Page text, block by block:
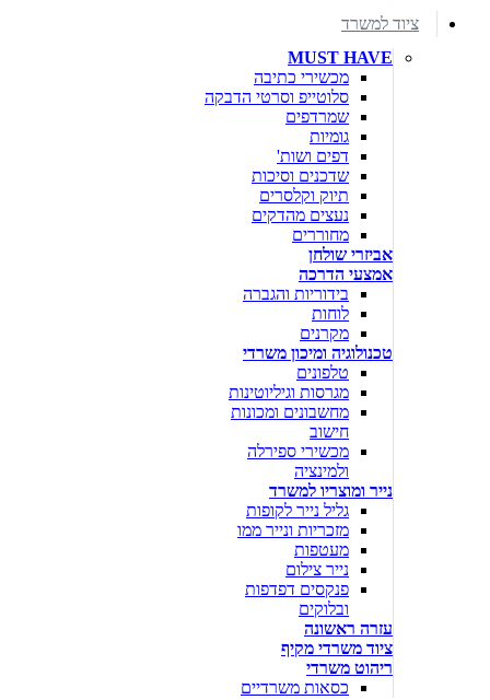
ציוד למשרד
MUST HAVE
מכשירי כתיבה
סלוטייפ וסרטי הדבקה
שמרדפים
גומיות
דפים ושות'
שדכנים וסיכות
תיוק וקלסרים
נעצים מהדקים
מחוררים
אביזרי שולחן
אמצעי הדרכה
בידוריות והגברה
לוחות
מקרנים
טכנולוגיה ומיכון משרדי
טלפונים
מגרסות וגיליוטינות
מחשבונים ומכונות
חישוב
מכשירי ספירלה
ולמינציה
נייר ומוצריו למשרד
גליל נייר לקופות
מזכריות ונייר ממו
מעטפות
נייר צילום
פנקסים דפדפות
ובלוקים
עזרה ראשונה
ציוד משרדי מקיף
ריהוט משרדי
כסאות משרדיים